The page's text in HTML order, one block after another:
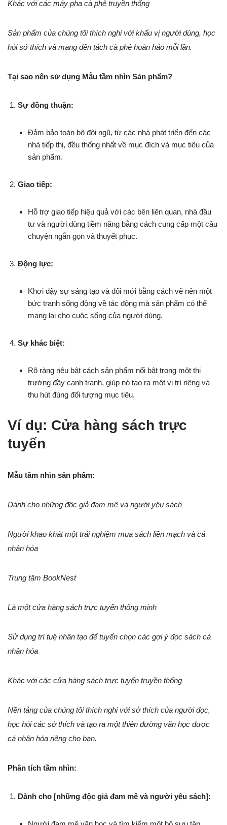
Khác với các máy pha cà phê truyền thống
Sản phẩm của chúng tôi thích nghi với khẩu vị người dùng, học
hỏi sở thích và mang đến tách cà phê hoàn hảo mỗi lần.
Tại sao nên sử dụng Mẫu tầm nhìn Sản phẩm?
Sự đồng thuận:
Đảm bảo toàn bộ đội ngũ, từ các nhà phát triển đến các
nhà tiếp thị, đều thống nhất về mục đích và mục tiêu của
sản phẩm.
Giao tiếp:
Hỗ trợ giao tiếp hiệu quả với các bên liên quan, nhà đầu
tư và người dùng tiềm năng bằng cách cung cấp một câu
chuyện ngắn gọn và thuyết phục.
Động lực:
Khơi dậy sự sáng tạo và đổi mới bằng cách vẽ nên một
bức tranh sống động về tác động mà sản phẩm có thể
mang lại cho cuộc sống của người dùng.
Sự khác biệt:
Rõ ràng nêu bật cách sản phẩm nổi bật trong một thị
trường đầy cạnh tranh, giúp nó tạo ra một vị trí riêng và
thu hút đúng đối tượng mục tiêu.
Ví dụ: Cửa hàng sách trực
tuyến
Mẫu tầm nhìn sản phẩm:
Dành cho những độc giả đam mê và người yêu sách
Người khao khát một trải nghiệm mua sách liền mạch và cá
nhân hóa
Trung tâm BookNest
Là một cửa hàng sách trực tuyến thông minh
Sử dụng trí tuệ nhân tạo để tuyển chọn các gợi ý đọc sách cá
nhân hóa
Khác với các cửa hàng sách trực tuyến truyền thống
Nền tảng của chúng tôi thích nghi với sở thích của người đọc,
học hỏi các sở thích và tạo ra một thiên đường văn học được
cá nhân hóa riêng cho bạn.
Phân tích tầm nhìn:
Dành cho [những độc giả đam mê và người yêu sách]: